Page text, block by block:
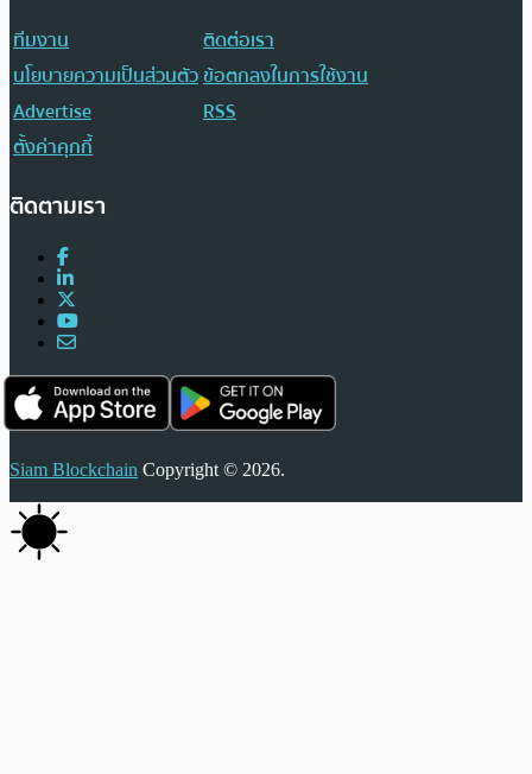
ทีมงาน
ติดต่อเรา
นโยบายความเป็นส่วนตัวข้อตกลงในการใช้งาน
Advertise
RSS
ตั้งค่าคุกกี้
ติดตามเรา
Siam Blockchain Copyright © 2026.